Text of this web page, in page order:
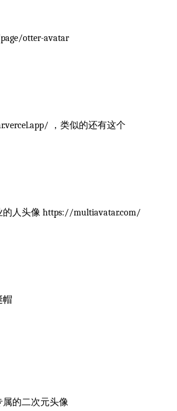
otter-avatar
，类似的还有这个
人头像 https://multiavatar.com/
帽
的二次元头像